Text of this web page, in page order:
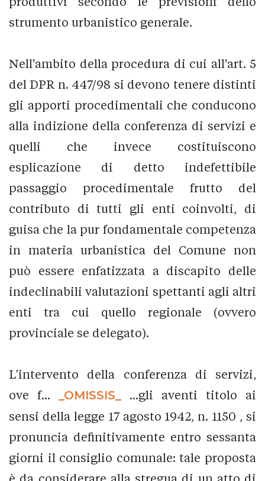
strumento urbanistico generale.
Nell'ambito della procedura di cui all'art. 5
del DPR n. 447/98 si devono tenere distinti
gli apporti procedimentali che conducono
alla indizione della conferenza di servizi e
quelli che invece costituiscono
esplicazione di detto indefettibile
passaggio procedimentale frutto del
contributo di tutti gli enti coinvolti, di
guisa che la pur fondamentale competenza
in materia urbanistica del Comune non
può essere enfatizzata a discapito delle
indeclinabili valutazioni spettanti agli altri
enti tra cui quello regionale (ovvero
provinciale se delegato).
L’intervento della conferenza di servizi,
ove f...
_OMISSIS_
...gli aventi titolo ai
sensi della legge 17 agosto 1942, n. 1150 , si
pronuncia definitivamente entro sessanta
giorni il consiglio comunale: tale proposta
è da considerare alla stregua di un atto di